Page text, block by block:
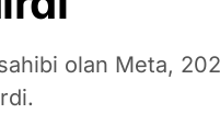
olan Meta,